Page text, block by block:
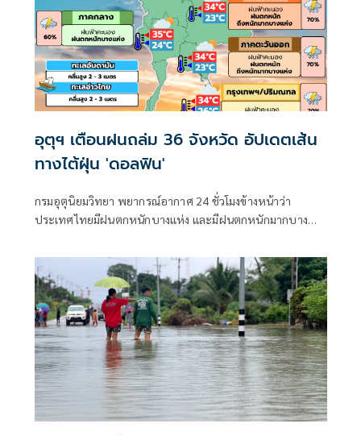
อุตุฯ เตือนฝนถล่ม 36 จังหวัด อัปเดตเส้น
ทางไต้ฝุ่น 'ดอลฟิน'
กรมอุตุนิยมวิทยา พยากรณ์อากาศ 24 ชั่วโมงข้างหน้าว่า
ประเทศไทยมีฝนตกหนักบางแห่ง และมีฝนตกหนักมากบาง